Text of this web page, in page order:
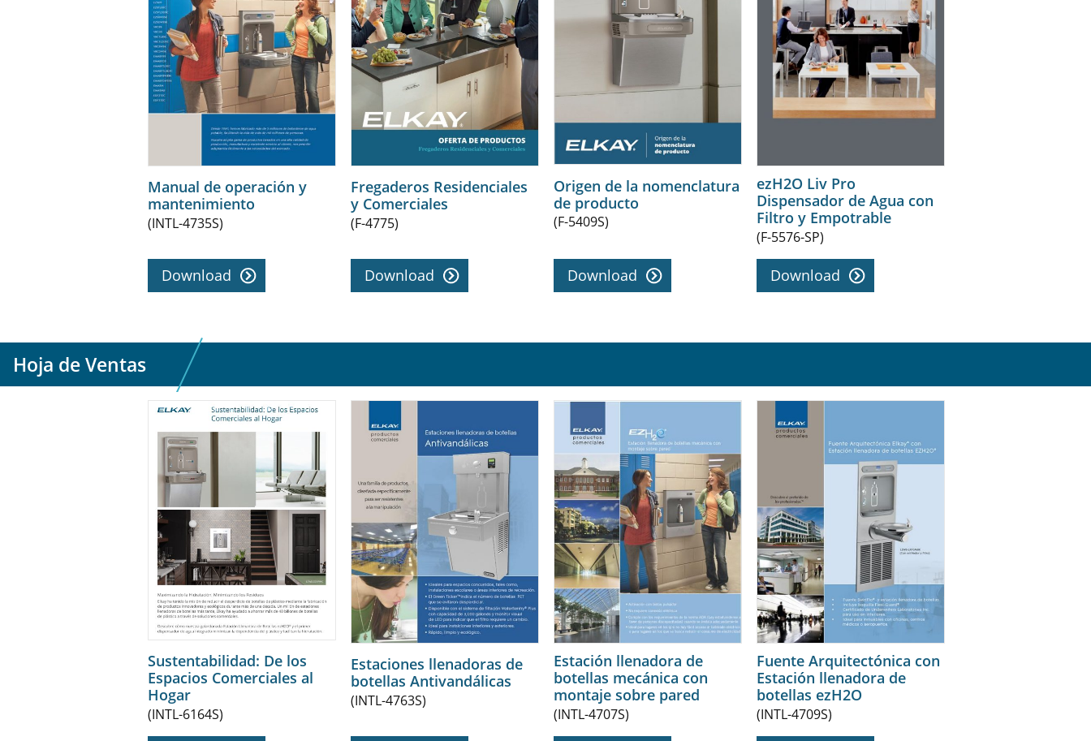
Manual de operación y
mantenimiento
(INTL-4735S)
Download
Fregaderos Residenciales
y Comerciales
(F-4775)
Download
Origen de la nomenclatura
de producto
(F-5409S)
Download
ezH2O Liv Pro
Dispensador de Agua con
Filtro y Empotrable
(F-5576-SP)
Download
Hoja de Ventas
Sustentabilidad: De los
Espacios Comerciales al
Hogar
(INTL-6164S)
Estaciones llenadoras de
botellas Antivandálicas
(INTL-4763S)
Estación llenadora de
botellas mecánica con
montaje sobre pared
(INTL-4707S)
Fuente Arquitectónica con
Estación llenadora de
botellas ezH2O
(INTL-4709S)